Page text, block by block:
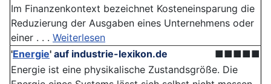
Im Finanzenkontext bezeichnet Kosteneinsparung die
Reduzierung der Ausgaben eines Unternehmens oder
einer . . . Weiterlesen
'Energie' auf industrie-lexikon.de
■■■■■
Energie ist eine physikalische Zustandsgröße. Die